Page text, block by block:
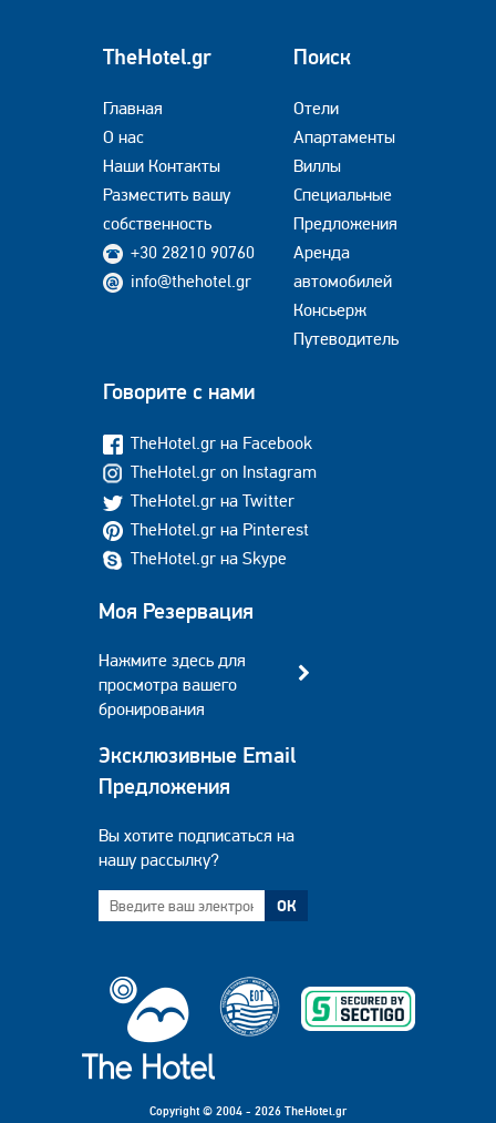
TheHotel.gr
Главная
О нас
Наши Контакты
Разместить вашу
собственность
+30 28210 90760
info@thehotel.gr
Поиск
Отели
Апартаменты
Виллы
Специальные
Предложения
Аренда
автомобилей
Консьерж
Путеводитель
Говорите с нами
TheHotel.gr на Facebook
TheHotel.gr on Instagram
TheHotel.gr на Twitter
TheHotel.gr на Pinterest
TheHotel.gr на Skype
Моя Резервация
Нажмите здесь для
просмотра вашего
бронирования
Эксклюзивные Email
Предложения
Вы хотите подписаться на
нашу рассылку?
ОК
Copyright © 2004 - 2026 TheHotel.gr